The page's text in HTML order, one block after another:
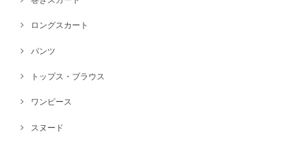
ロングスカート
パンツ
トップス・ブラウス
ワンピース
スヌード